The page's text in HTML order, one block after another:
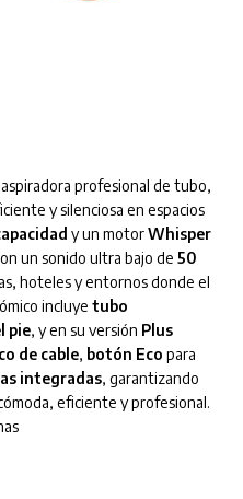
profesional de tubo,
y silenciosa en espacios
y un motorWhisper
un sonido ultra bajo de 50
hoteles y entornos donde el
incluye tubo
pie, y en su versión Plus
de cable, botón Eco para
integradas, garantizando
eficiente y profesional.